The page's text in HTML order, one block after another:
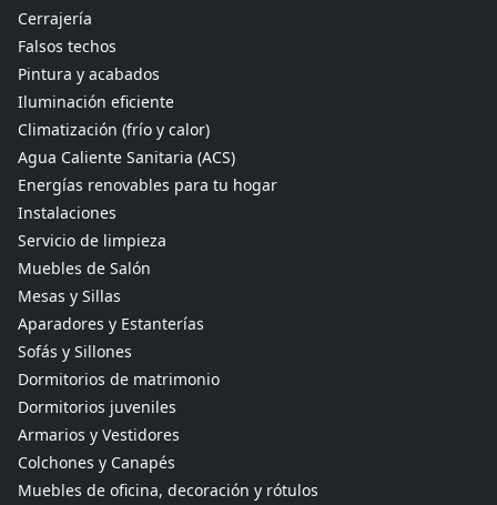
Cerrajería
Falsos techos
Pintura y acabados
Iluminación eficiente
Climatización (frío y calor)
Agua Caliente Sanitaria (ACS)
Energías renovables para tu hogar
Instalaciones
Servicio de limpieza
Muebles de Salón
Mesas y Sillas
Aparadores y Estanterías
Sofás y Sillones
Dormitorios de matrimonio
Dormitorios juveniles
Armarios y Vestidores
Colchones y Canapés
Muebles de oficina, decoración y rótulos